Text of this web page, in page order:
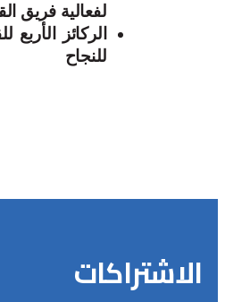
لفعالية فريق
الركائز
للنجاح
الاشتراكات